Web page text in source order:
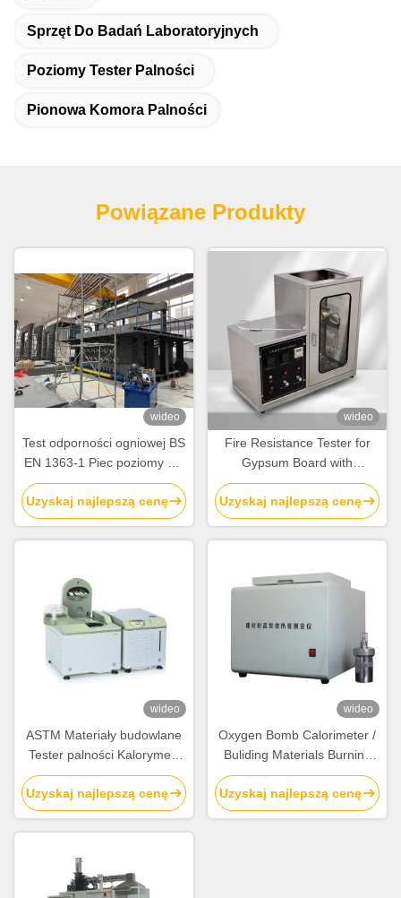
Sprzęt Do Badań Laboratoryjnych
Poziomy Tester Palności
Pionowa Komora Palności
Powiązane Produkty
wideo
Test odporności ogniowej BS
EN 1363-1 Piec poziomy dla
części nienośnych
Uzyskaj najlepszą cenę
wideo
Fire Resistance Tester for
Gypsum Board with
800±30°C Fire Stability and
GB/T9775-2008 Compliance
Uzyskaj najlepszą cenę
wideo
ASTM Materiały budowlane
Tester palności Kalorymetr
bombowy
Uzyskaj najlepszą cenę
wideo
Oxygen Bomb Calorimeter /
Buliding Materials Burning
Calorific Value Tester
Uzyskaj najlepszą cenę